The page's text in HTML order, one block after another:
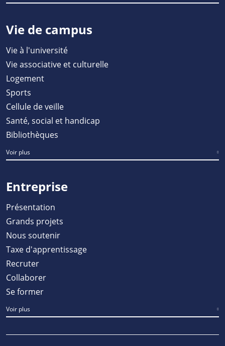
Vie de campus
Vie à l'université
Vie associative et culturelle
Logement
Sports
Cellule de veille
Santé, social et handicap
Bibliothèques
Voir plus
Entreprise
Présentation
Grands projets
Nous soutenir
Taxe d'apprentissage
Recruter
Collaborer
Se former
Voir plus